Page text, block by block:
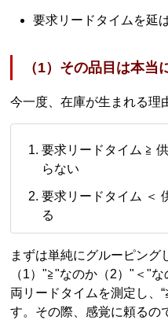
要求リードタイムを延
（1）その品目は本当
今一度、在庫が生まれる理
要求リードタイム ≧
らない
要求リードタイム ＜
る
まずは単純にグルーピング
（1）"≧"なのか（2）"＜"
両リードタイムを測定し、
す。その際、感覚に頼るの